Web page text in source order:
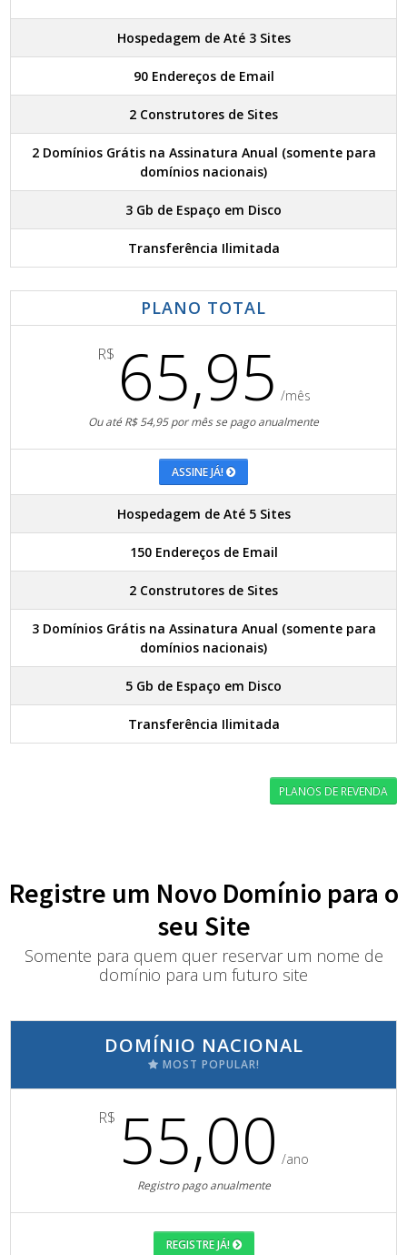
Hospedagem de Até 3 Sites
90 Endereços de Email
2 Construtores de Sites
2 Domínios Grátis na Assinatura Anual (somente para
domínios nacionais)
3 Gb de Espaço em Disco
Transferência Ilimitada
PLANO TOTAL
R$ 65,95 /mês
Ou até R$ 54,95 por mês se pago anualmente
ASSINE JÁ!
Hospedagem de Até 5 Sites
150 Endereços de Email
2 Construtores de Sites
3 Domínios Grátis na Assinatura Anual (somente para
domínios nacionais)
5 Gb de Espaço em Disco
Transferência Ilimitada
PLANOS DE REVENDA
Registre um Novo Domínio para o
seu Site
Somente para quem quer reservar um nome de
domínio para um futuro site
DOMÍNIO NACIONAL
MOST POPULAR!
R$ 55,00 /ano
Registro pago anualmente
REGISTRE JÁ!